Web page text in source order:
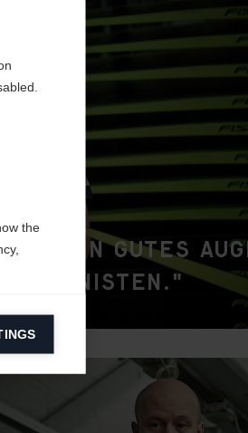
ein gutes
the
on
display